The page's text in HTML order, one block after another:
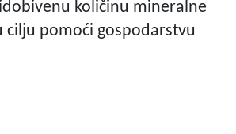
količinu mineralne
cilju pomoći gospodarstvu